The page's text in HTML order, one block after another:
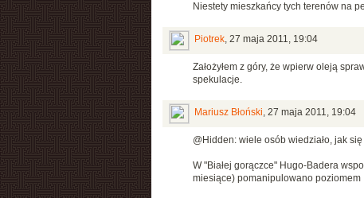
Niestety mieszkańcy tych terenów na
Piotrek, 27 maja 2011, 19:04
Założyłem z góry, że wpierw oleją
spekulacje.
Mariusz Błoński, 27 maja 2011, 19:04
@Hidden: wiele osób wiedziało, jak
W "Białej gorączce" Hugo-Badera
miesiące) pomanipulowano poziomem